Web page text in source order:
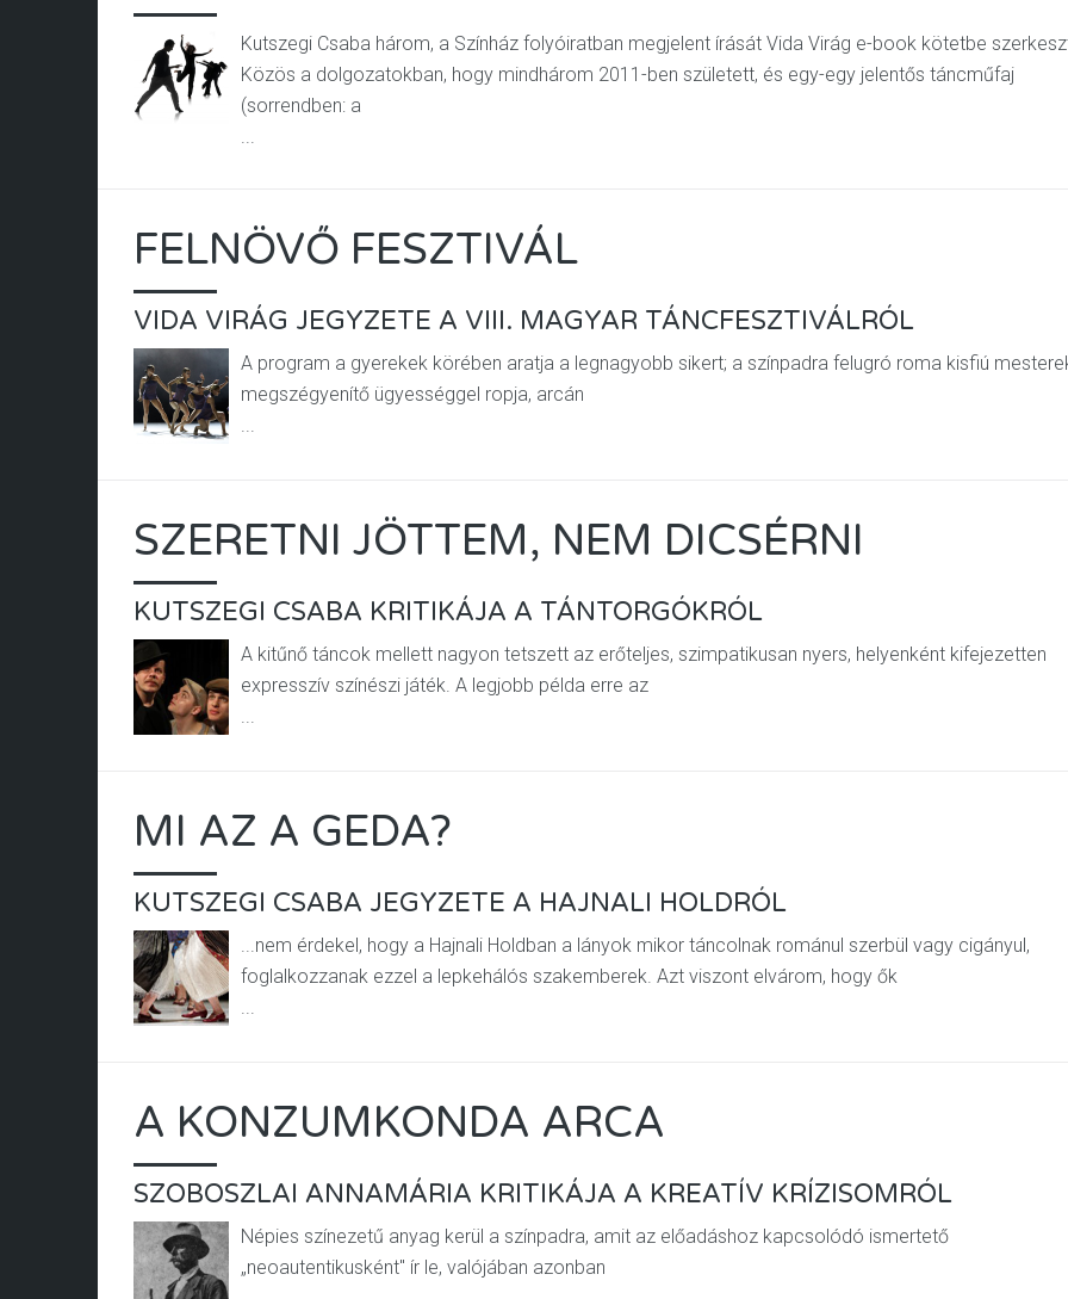
Kutszegi Csaba három, a Színház folyóiratban megjelent írását Vida Virág e-book kötetbe
Közös a dolgozatokban, hogy mindhárom 2011-ben született, és egy-egy jelentős táncműfaj
(sorrendben: a
...
FELNÖVŐ FESZTIVÁL
VIDA VIRÁG JEGYZETE A VIII. MAGYAR TÁNCFESZTIVÁLRÓL
A program a gyerekek körében aratja a legnagyobb sikert; a színpadra felugró roma kisfiú
megszégyenítő ügyességgel ropja, arcán
...
SZERETNI JÖTTEM, NEM DICSÉRNI
KUTSZEGI CSABA KRITIKÁJA A TÁNTORGÓKRÓL
A kitűnő táncok mellett nagyon tetszett az erőteljes, szimpatikusan nyers, helyenként kifejezetten
expresszív színészi játék. A legjobb példa erre az
...
MI AZ A GEDA?
KUTSZEGI CSABA JEGYZETE A HAJNALI HOLDRÓL
...nem érdekel, hogy a Hajnali Holdban a lányok mikor táncolnak románul szerbül vagy cigányul,
foglalkozzanak ezzel a lepkehálós szakemberek. Azt viszont elvárom, hogy ők
...
A KONZUMKONDA ARCA
SZOBOSZLAI ANNAMÁRIA KRITIKÁJA A KREATÍV KRÍZISOMRÓL
Népies színezetű anyag kerül a színpadra, amit az előadáshoz kapcsolódó ismertető
„neoautentikusként" ír le, valójában azonban